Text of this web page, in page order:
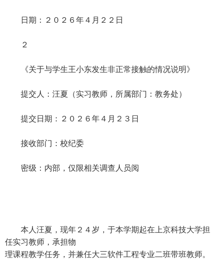
日期：２０２６年４月２２日
２
《关于与学生王小东发生非正常接触的情况说明》
提交人：汪夏（实习教师，所属部门：教务处）
提交日期：２０２６年４月２３日
接收部门：校纪委
密级：内部，仅限相关调查人员阅
本人汪夏，现年２４岁，于本学期起在上京科技大学担
任实习教师，承担物
理课程教学任务，并兼任大三软件工程专业二班带班教师。